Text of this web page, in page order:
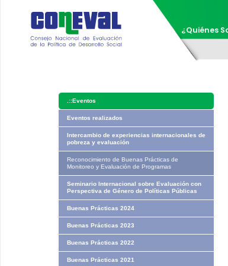
¿Quiénes
.::Eventos
Eventos realizados
Intercambio de experiencias internacionales de
pobreza y evaluación
Reconocimiento de Buenas Prácticas de
Monitoreo y Evaluación de Programas
Seminario Internacional sobre Evaluación con
Perspectiva de Género de Políticas Públicas
Buenas Prácticas 2024
Buenas Prácticas 2023
Buenas Prácticas 2022
Buenas Prácticas 2021